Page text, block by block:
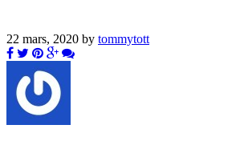
22 mars, 2020 by tommytott